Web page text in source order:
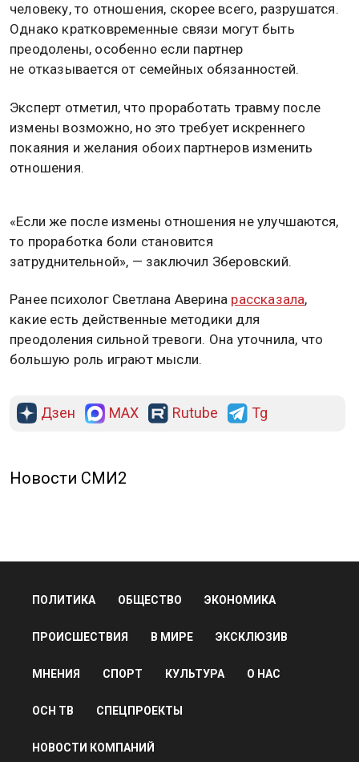
человеку, то отношения, скорее всего, разрушатся.
Однако кратковременные связи могут быть
преодолены, особенно если партнер
не отказывается от семейных обязанностей.
Эксперт отметил, что проработать травму после
измены возможно, но это требует искреннего
покаяния и желания обоих партнеров изменить
отношения.
«Если же после измены отношения не улучшаются,
то проработка боли становится
затруднительной», — заключил Зберовский.
Ранее психолог Светлана Аверина рассказала,
какие есть действенные методики для
преодоления сильной тревоги. Она уточнила, что
большую роль играют мысли.
Дзен MAX Rutube Tg
Новости СМИ2
ПОЛИТИКА ОБЩЕСТВО ЭКОНОМИКА
ПРОИСШЕСТВИЯ В МИРЕ ЭКСКЛЮЗИВ
МНЕНИЯ СПОРТ КУЛЬТУРА О НАС
ОСН ТВ СПЕЦПРОЕКТЫ
НОВОСТИ КОМПАНИЙ